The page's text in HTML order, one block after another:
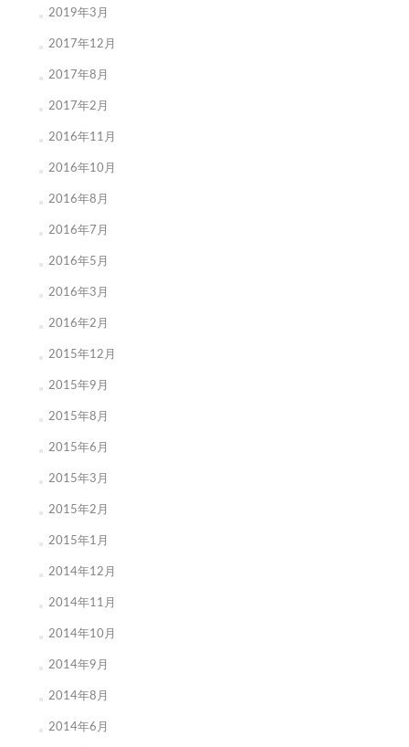
2019年3月
2017年12月
2017年8月
2017年2月
2016年11月
2016年10月
2016年8月
2016年7月
2016年5月
2016年3月
2016年2月
2015年12月
2015年9月
2015年8月
2015年6月
2015年3月
2015年2月
2015年1月
2014年12月
2014年11月
2014年10月
2014年9月
2014年8月
2014年6月